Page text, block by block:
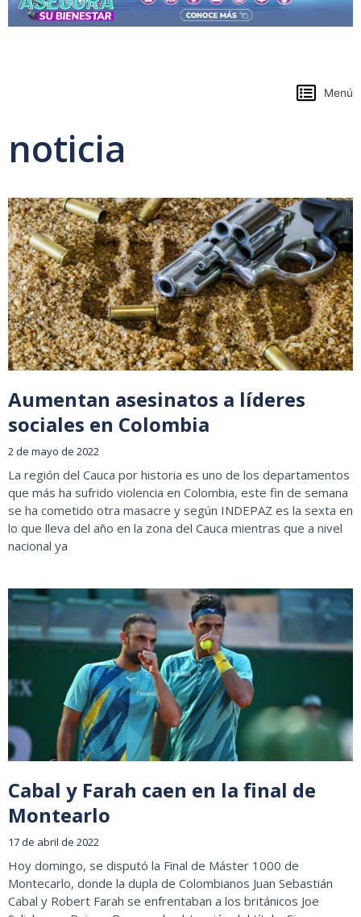
Menú
noticia
Aumentan asesinatos a líderes
sociales en Colombia
2 de mayo de 2022
La región del Cauca por historia es uno de los departamentos
que más ha sufrido violencia en Colombia, este fin de semana
se ha cometido otra masacre y según INDEPAZ es la sexta en
lo que lleva del año en la zona del Cauca mientras que a nivel
nacional ya
Cabal y Farah caen en la final de
Montearlo
17 de abril de 2022
Hoy domingo, se disputó la Final de Máster 1000 de
Montecarlo, donde la dupla de Colombianos Juan Sebastián
Cabal y Robert Farah se enfrentaban a los británicos Joe
Page Page Page Page